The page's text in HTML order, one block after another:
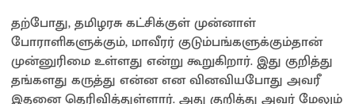
தற்போது, தமிழரசு கட்சிக்குள் முன்னாள்
போராளிகளுக்கும், மாவீரர் குடும்பங்களுக்கும்தான்
முன்னுரிமை உள்ளது என்று கூறுகிறார். இது குறித்து
தங்களது கருத்து என்ன என வினவியபோது அவரீ
இதனை தெரிவித்துள்ளார். அது குறித்து அவர் மேலும்